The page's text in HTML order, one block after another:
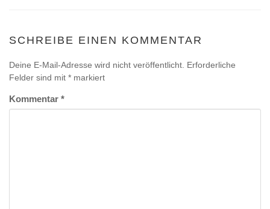
SCHREIBE EINEN KOMMENTAR
Deine E-Mail-Adresse wird nicht veröffentlicht. Erforderliche
Felder sind mit * markiert
Kommentar *